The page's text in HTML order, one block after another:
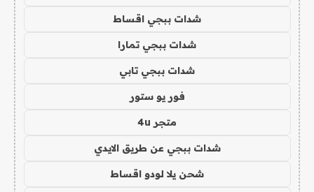
شدات ببجي اقساط
شدات ببجي تمارا
شدات ببجي تابي
فور يو ستور
متجر 4u
شدات ببجي عن طريق الايدي
شحن يلا لودو اقساط